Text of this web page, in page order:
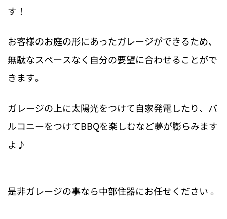
す！
お客様のお庭の形にあったガレージができるため、
無駄なスペースなく自分の要望に合わせることがで
きます。
ガレージの上に太陽光をつけて自家発電したり、バ
ルコニーをつけてBBQを楽しむなど夢が膨らみます
よ♪
是非ガレージの事なら中部住器にお任せください 。